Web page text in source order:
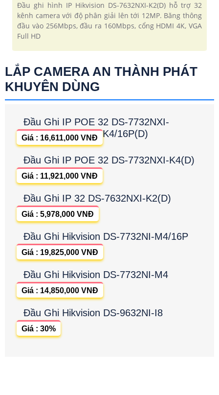
Đầu ghi hình IP Hikvision DS-7632NXI-K2(D) hỗ trợ 32
kênh camera với độ phân giải lên tới 12MP. Băng thông
đầu vào 256Mbps, đầu ra 160Mbps, cổng HDMI 4K, VGA
Full HD
LẮP CAMERA AN THÀNH PHÁT
KHUYÊN DÙNG
Đầu Ghi IP POE 32 DS-7732NXI-
K4/16P(D)
Giá : 16,611,000 VNĐ
Đầu Ghi IP POE 32 DS-7732NXI-K4(D)
Giá : 11,921,000 VNĐ
Đầu Ghi IP 32 DS-7632NXI-K2(D)
Giá : 5,978,000 VNĐ
Đầu Ghi Hikvision DS-7732NI-M4/16P
Giá : 19,825,000 VNĐ
Đầu Ghi Hikvision DS-7732NI-M4
Giá : 14,850,000 VNĐ
Đầu Ghi Hikvision DS-9632NI-I8
Giá : 30%